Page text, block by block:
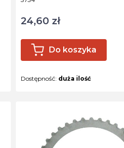
Cena
24,60 zł
Do koszyka
Dostępność: duża ilość